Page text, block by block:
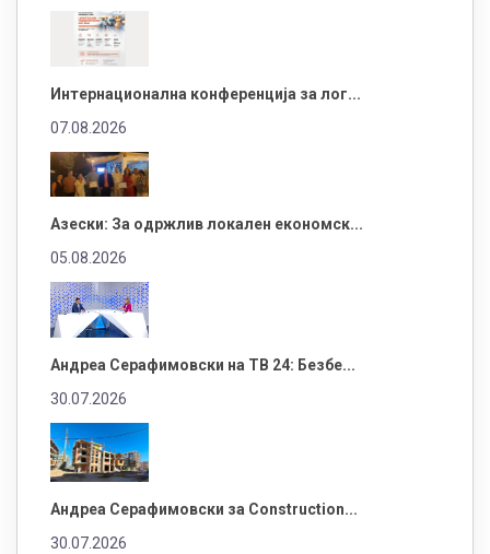
Интернационална конференција за лог...
07.08.2026
Азески: За одржлив локален економск...
05.08.2026
Андреа Серафимовски на ТВ 24: Безбе...
30.07.2026
Андреа Серафимовски за Construction...
30.07.2026